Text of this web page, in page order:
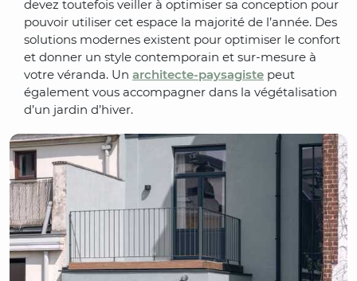
devez toutefois veiller à optimiser sa conception pour
pouvoir utiliser cet espace la majorité de l’année. Des
solutions modernes existent pour optimiser le confort
et donner un style contemporain et sur-mesure à
votre véranda. Un architecte-paysagiste peut
également vous accompagner dans la végétalisation
d’un jardin d’hiver.